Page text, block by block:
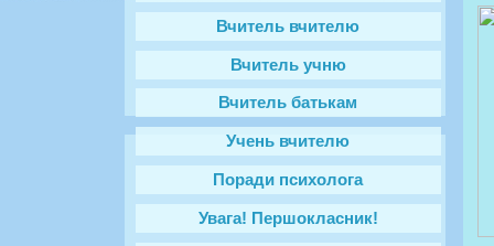
Вчитель вчителю
Вчитель учню
Вчитель батькам
Учень вчителю
Поради психолога
Увага! Першокласник!